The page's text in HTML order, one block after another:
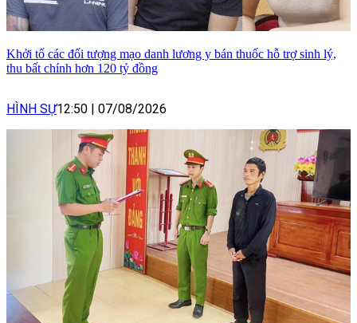
Khởi tố các đối tượng mạo danh lương y bán thuốc hỗ trợ sinh lý,
thu bất chính hơn 120 tỷ đồng
HÌNH SỰ12:50 | 07/08/2026